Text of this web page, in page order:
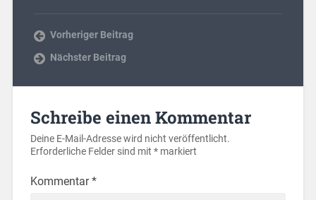
Vorheriger Beitrag
Nächster Beitrag
Schreibe einen Kommentar
Deine E-Mail-Adresse wird nicht veröffentlicht.
Erforderliche Felder sind mit *markiert
Kommentar*